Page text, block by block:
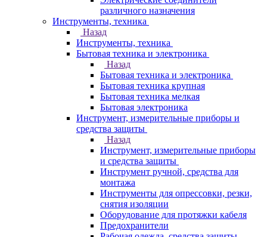
различного назначения
Инструменты, техника
Назад
Инструменты, техника
Бытовая техника и электроника
Назад
Бытовая техника и электроника
Бытовая техника крупная
Бытовая техника мелкая
Бытовая электроника
Инструмент, измерительные приборы и
средства защиты
Назад
Инструмент, измерительные приборы
и средства защиты
Инструмент ручной, средства для
монтажа
Инструменты для опрессовки, резки,
снятия изоляции
Оборудование для протяжки кабеля
Предохранители